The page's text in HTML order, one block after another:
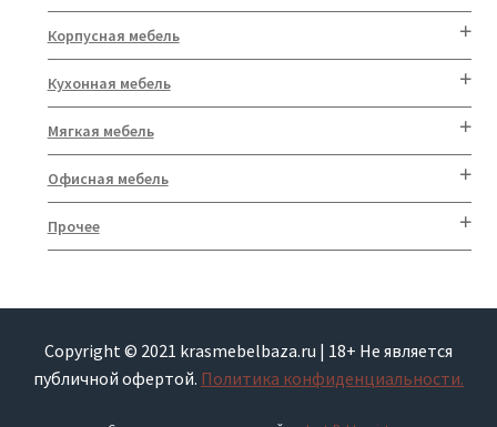
Корпусная мебель
Кухонная мебель
Мягкая мебель
Офисная мебель
Прочее
Copyright © 2021 krasmebelbaza.ru | 18+ Не является
публичной офертой. Политика конфиденциальности.